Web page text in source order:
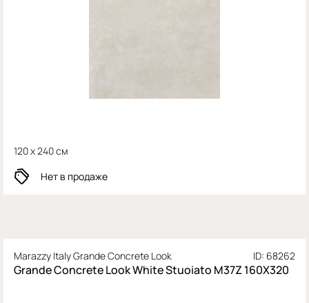
120 x 240 см
Нет в продаже
Marazzy Italy Grande Concrete Look ID: 68262
Grande Concrete Look White Stuoiato M37Z 160X320